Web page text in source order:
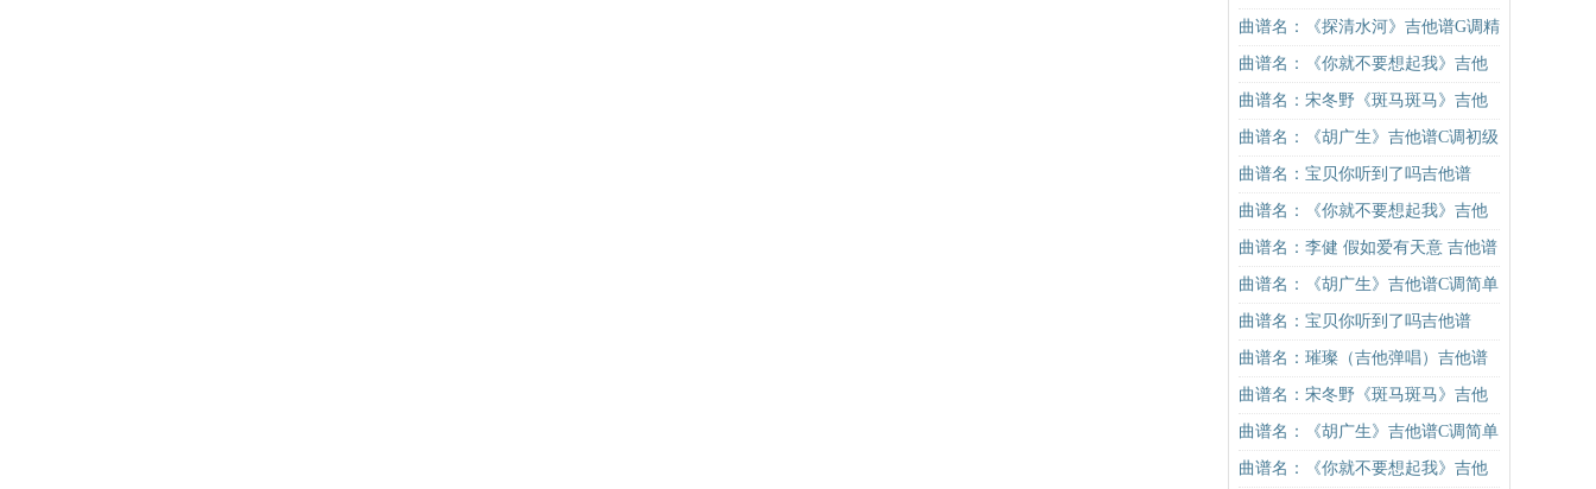
吉他谱
曲谱名：《探清水河》吉他谱G调精
华版 摩登兄弟 高音教编配吉他谱
曲谱名：《你就不要想起我》吉他
谱C调简单版吉他谱
曲谱名：宋冬野《斑马斑马》吉他
谱C调简单版（酷音小伟吉他教学）
吉他谱
曲谱名：《胡广生》吉他谱C调初级
进阶版（酷音小伟吉他弹唱教学）
吉他谱
曲谱名：宝贝你听到了吗吉他谱
曲谱名：《你就不要想起我》吉他
谱C调简单版吉他谱
曲谱名：李健 假如爱有天意 吉他谱
吉他谱
曲谱名：《胡广生》吉他谱C调简单
版（酷音小伟吉他弹唱教学）吉他
谱
曲谱名：宝贝你听到了吗吉他谱
曲谱名：璀璨（吉他弹唱）吉他谱
曲谱名：宋冬野《斑马斑马》吉他
谱G调初级进阶版（酷音小伟吉他教
学）吉他谱
曲谱名：《胡广生》吉他谱C调简单
版（酷音小伟吉他弹唱教学）吉他
曲谱名：《你就不要想起我》吉他